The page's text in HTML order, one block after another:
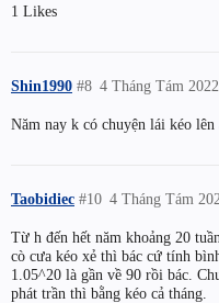
1 Likes
Shin1990 4 Tháng Tám
#8
Năm nay k có chuyện lái kéo lên
Taobidiec 4 Tháng Tám
#10
Từ h đến hết năm khoảng 20
cò cưa kéo xẻ thì bác cứ tính
1.05^20 là gần về 90 rồi bác.
phát trần thì bằng kéo cả tháng.